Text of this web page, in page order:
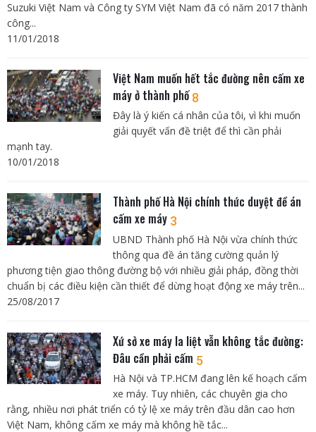
Suzuki Việt Nam và Công ty SYM Việt Nam đã có năm 2017 thành
công...
11/01/2018
Việt Nam muốn hết tắc đường nên cấm xe
máy ở thành phố8
Đây là ý kiến cá nhân của tôi, vì khi muốn
giải quyết vấn đề triệt để thì cần phải
mạnh tay.
10/01/2018
Thành phố Hà Nội chính thức duyệt đề án
cấm xe máy 3
UBND Thành phố Hà Nội vừa chính thức
thông qua đề án tăng cường quản lý
phương tiện giao thông đường bộ với nhiều giải pháp, đồng thời
chuẩn bị các điều kiện cần thiết để dừng hoạt động xe máy trên...
25/08/2017
Xứ sở xe máy la liệt vẫn không tắc đường:
Đâu cần phải cấm 5
Hà Nội và TP.HCM đang lên kế hoạch cấm
xe máy. Tuy nhiên, các chuyên gia cho
rằng, nhiều nơi phát triển có tỷ lệ xe máy trên đầu dân cao hơn
Việt Nam, không cấm xe máy mà không hề tắc...